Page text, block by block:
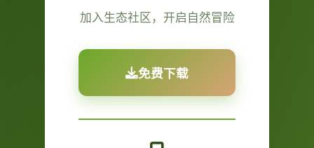
加入生态社区，开启自然冒险
免费下载